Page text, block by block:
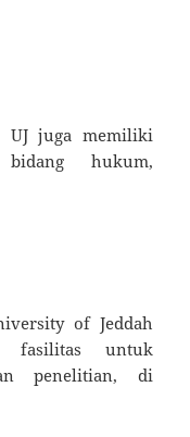
UJ juga memiliki
hukum,
of Jeddah
fasilitas untuk
penelitian, di